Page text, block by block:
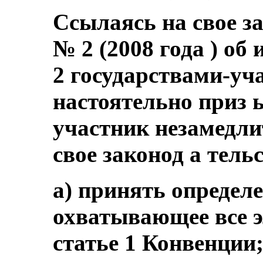
Ссылаясь на свое
№ 2 (2008 года ) об
2 государствами-
настоятельно приз
участник
свое законод а
а) принять
охватывающее все
статье 1 Конвенции;